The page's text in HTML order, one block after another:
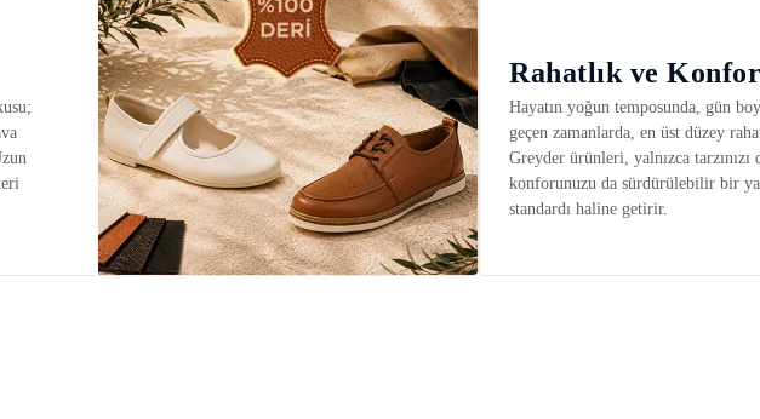
Rahatlık ve Konfor
Hayatın yoğun temposunda, gün
geçen zamanlarda, en üst düzey
Greyder ürünleri, yalnızca tarzınızı
konforunuzu da sürdürülebilir bir
standardı haline getirir.